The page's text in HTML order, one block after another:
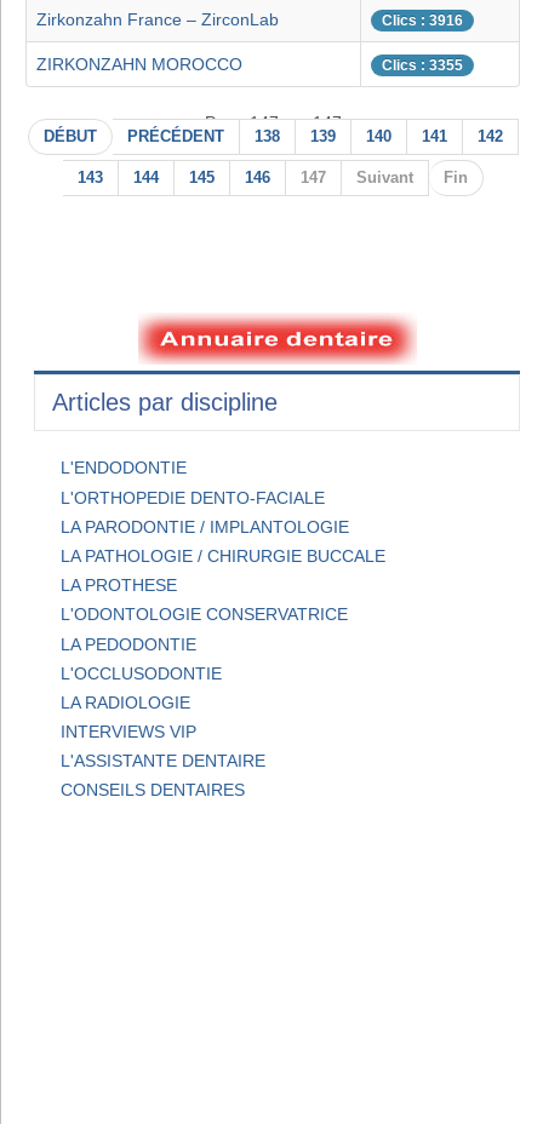
Zirkonzahn France – ZirconLab Clics : 3916
ZIRKONZAHN MOROCCO Clics : 3355
Page 147 sur 147
DÉBUT PRÉCÉDENT 138 139 140 141 142
143 144 145 146 147 Suivant Fin
Articles par discipline
L'ENDODONTIE
L'ORTHOPEDIE DENTO-FACIALE
LA PARODONTIE / IMPLANTOLOGIE
LA PATHOLOGIE / CHIRURGIE BUCCALE
LA PROTHESE
L'ODONTOLOGIE CONSERVATRICE
LA PEDODONTIE
L'OCCLUSODONTIE
LA RADIOLOGIE
INTERVIEWS VIP
L'ASSISTANTE DENTAIRE
CONSEILS DENTAIRES